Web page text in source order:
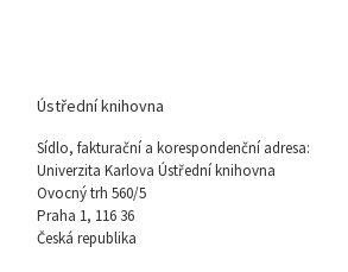
Ústřední knihovna
Sídlo, fakturační a korespondenční adresa:
Univerzita Karlova Ústřední knihovna
Ovocný trh 560/5
Praha 1, 116 36
Česká republika